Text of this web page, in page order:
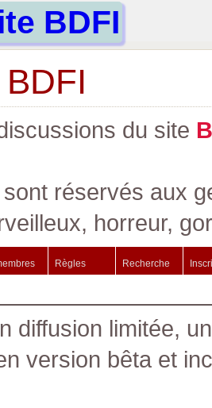
BDFI
du site B
réservés aux
horreur,
Règles Recherche
diffusion limitée,
version bêta et